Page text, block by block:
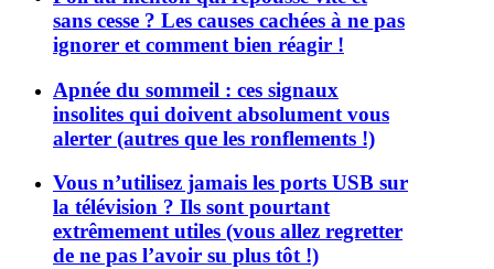
sans cesse ? Les causes cachées à ne pas
ignorer et comment bien réagir !
Apnée du sommeil : ces signaux
insolites qui doivent absolument vous
alerter (autres que les ronflements !)
Vous n’utilisez jamais les ports USB sur
la télévision ? Ils sont pourtant
extrêmement utiles (vous allez regretter
de ne pas l’avoir su plus tôt !)